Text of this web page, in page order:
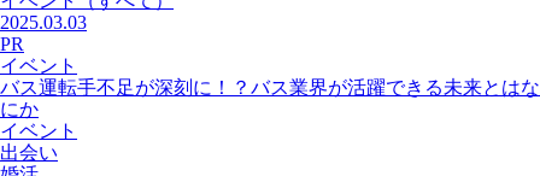
2025.03.03
PR
イベント
バス運転手不足が深刻に！？バス業界が活躍できる未来とはな
にか
イベント
出会い